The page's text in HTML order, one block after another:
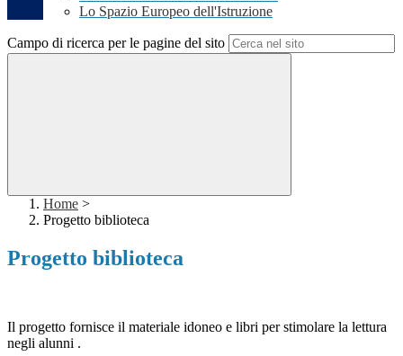
Lo Spazio Europeo dell'Istruzione
Campo di ricerca per le pagine del sito
Home >
Progetto biblioteca
Progetto biblioteca
Il progetto fornisce il materiale idoneo e libri per stimolare la lettura
negli alunni .